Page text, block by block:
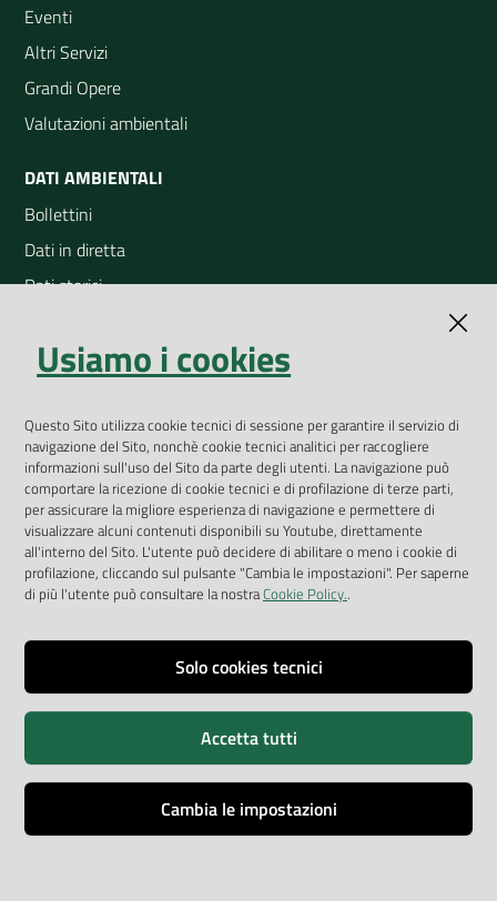
Eventi
Altri Servizi
Grandi Opere
Valutazioni ambientali
DATI AMBIENTALI
Bollettini
Dati in diretta
Dati storici
Open Data
App Arpav
Rapporti regionali annuali
Le Infografiche
Dispenser dati
Vai alla pagina
Privacy
Accessibilità
Credits
Usiamo i cookies
Questo Sito utilizza cookie tecnici di sessione per garantire il servizio di
navigazione del Sito, nonchè cookie tecnici analitici per raccogliere
informazioni sull'uso del Sito da parte degli utenti. La navigazione può
comportare la ricezione di cookie tecnici e di profilazione di terze parti,
per assicurare la migliore esperienza di navigazione e permettere di
visualizzare alcuni contenuti disponibili su Youtube, direttamente
all'interno del Sito. L'utente può decidere di abilitare o meno i cookie di
profilazione, cliccando sul pulsante "Cambia le impostazioni". Per saperne
di più l'utente può consultare la nostraCookie Policy..
Solo cookies tecnici
Accetta tutti
Cambia le impostazioni